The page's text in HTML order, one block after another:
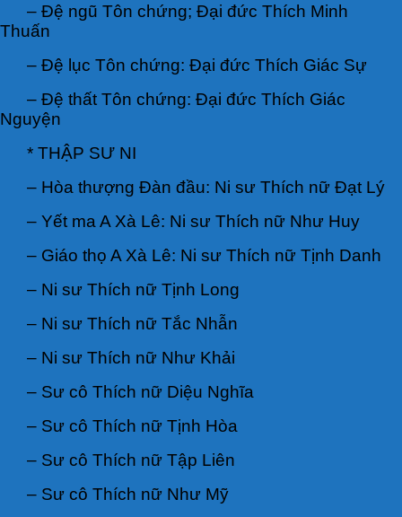
– Đệ ngũ Tôn chứng; Đại đức Thích Minh
Thuấn
– Đệ lục Tôn chứng: Đại đức Thích Giác Sự
– Đệ thất Tôn chứng: Đại đức Thích Giác
Nguyện
* THẬP SƯ NI
– Hòa thượng Đàn đầu: Ni sư Thích nữ Đạt Lý
– Yết ma A Xà Lê: Ni sư Thích nữ Như Huy
– Giáo thọ A Xà Lê: Ni sư Thích nữ Tịnh Danh
– Ni sư Thích nữ Tịnh Long
– Ni sư Thích nữ Tắc Nhẫn
– Ni sư Thích nữ Như Khải
– Sư cô Thích nữ Diệu Nghĩa
– Sư cô Thích nữ Tịnh Hòa
– Sư cô Thích nữ Tập Liên
– Sư cô Thích nữ Như Mỹ